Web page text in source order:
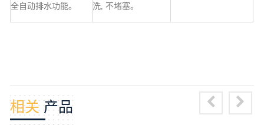
全自动排水功能。
洗, 不堵塞。
相关 产品